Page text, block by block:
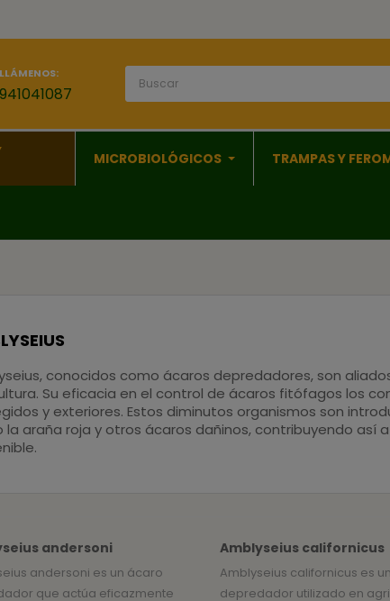
LLÁMENOS:
941041087
MICROBIOLÓGICOS TRAMPAS Y
conocidos como ácaros depredadores, son
. Su eficacia en el control de ácaros fitófagos los
y exteriores. Estos diminutos organismos son
la araña roja y otros ácaros dañinos, contribuyendo así
andersoni
andersoni es un ácaro
que actúa eficazmente
Amblyseius californicus
Amblyseius californicus es
depredador utilizado en